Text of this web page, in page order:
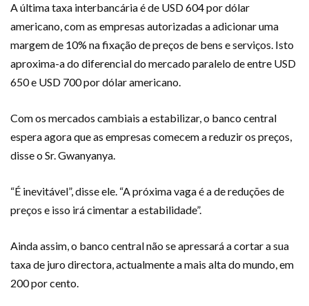
A última taxa interbancária é de USD 604 por dólar
americano, com as empresas autorizadas a adicionar uma
margem de 10% na fixação de preços de bens e serviços. Isto
aproxima-a do diferencial do mercado paralelo de entre USD
650 e USD 700 por dólar americano.
Com os mercados cambiais a estabilizar, o banco central
espera agora que as empresas comecem a reduzir os preços,
disse o Sr. Gwanyanya.
“É inevitável”, disse ele. “A próxima vaga é a de reduções de
preços e isso irá cimentar a estabilidade”.
Ainda assim, o banco central não se apressará a cortar a sua
taxa de juro directora, actualmente a mais alta do mundo, em
200 por cento.